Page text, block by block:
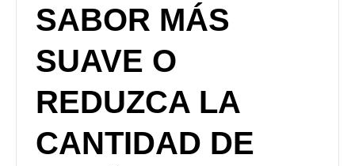
SABOR MÁS
SUAVE O
REDUZCA LA
CANTIDAD DE